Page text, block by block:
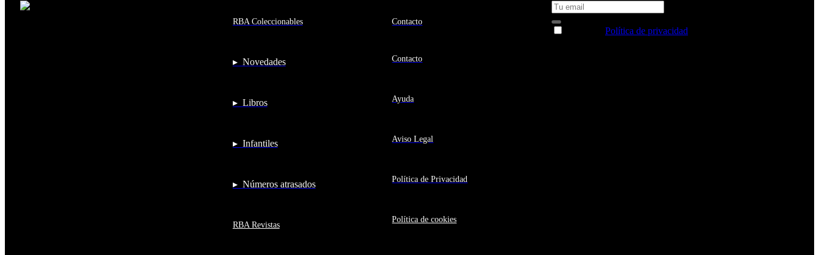
RBA Coleccionables
▸ Novedades
▸ Libros
▸ Infantiles
▸ Números atrasados
RBA Revistas
Contacto
Contacto
Ayuda
Aviso Legal
Política de Privacidad
Política de cookies
Política de privacidad